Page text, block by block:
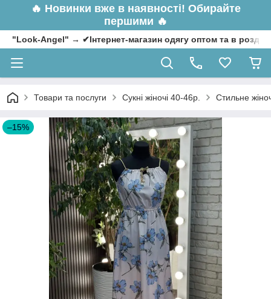
🔥 Новинки вже в наявності! Обирайте
першими 🔥
"Look-Angel" → ✔Інтернет-магазин одягу оптом та в
Товари та послуги Сукні жіночі 40-46р. Стильне
–15%